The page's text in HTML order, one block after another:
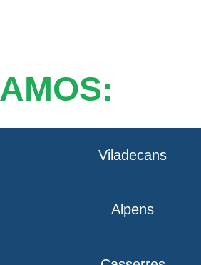
Viladecans
Alpens